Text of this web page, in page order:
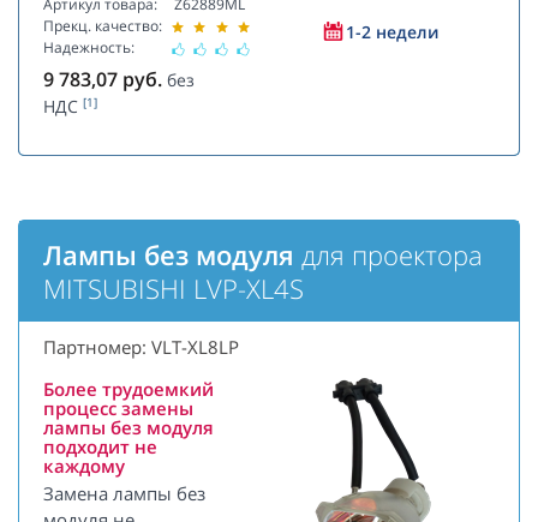
Артикул товара:
Прекц. качество:
Надежность:
Z62889ML
1-2 недели
9 783,07 руб. без
НДС [1]
Лампы без модуля для проектора
MITSUBISHI LVP-XL4S
Партномер: VLT-XL8LP
Более трудоемкий
процесс замены
лампы без модуля
подходит не
каждому
Замена лампы без